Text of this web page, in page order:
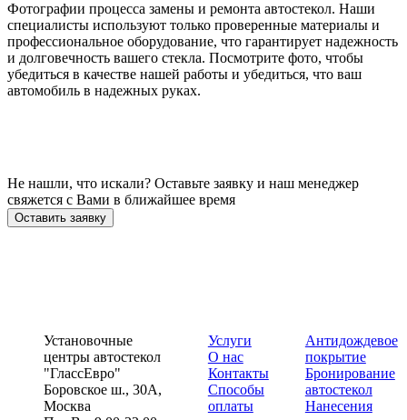
Фотографии процесса замены и ремонта автостекол. Наши
специалисты используют только проверенные материалы и
профессиональное оборудование, что гарантирует надежность
и долговечность вашего стекла. Посмотрите фото, чтобы
убедиться в качестве нашей работы и убедиться, что ваш
автомобиль в надежных руках.
Не нашли, что искали? Оставьте заявку и наш менеджер
свяжется с Вами в ближайшее время
Оставить заявку
Установочные
центры автостекол
"ГлассЕвро"
Боровское ш., 30А,
Москва
Услуги
О нас
Контакты
Способы
оплаты
Антидождевое
покрытие
Бронирование
автостекол
Нанесения